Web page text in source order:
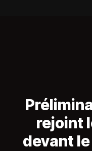
rejoint
devant